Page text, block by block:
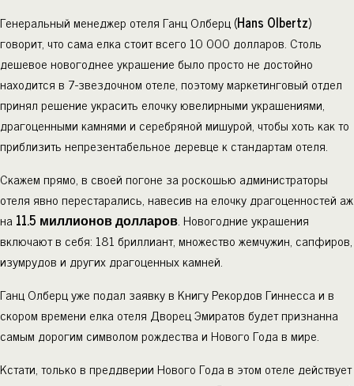
Генеральный менеджер отеля Ганц Олберц (Hans Olbertz)
говорит, что сама елка стоит всего 10 000 долларов. Столь
дешевое новогоднее украшение было просто не достойно
находится в 7-звездочном отеле, поэтому маркетинговый отдел
принял решение украсить елочку ювелирными украшениями,
драгоценными камнями и серебряной мишурой, чтобы хоть как то
приблизить непрезентабельное деревце к стандартам отеля.
Скажем прямо, в своей погоне за роскошью администраторы
отеля явно перестарались, навесив на елочку драгоценностей аж
на 11.5 миллионов долларов. Новогодние украшения
включают в себя: 181 бриллиант, множество жемчужин, сапфиров,
изумрудов и других драгоценных камней.
Ганц Олберц уже подал заявку в Книгу Рекордов Гиннесса и в
скором времени елка отеля Дворец Эмиратов будет признанна
самым дорогим символом рождества и Нового Года в мире.
Кстати, только в преддверии Нового Года в этом отеле действует